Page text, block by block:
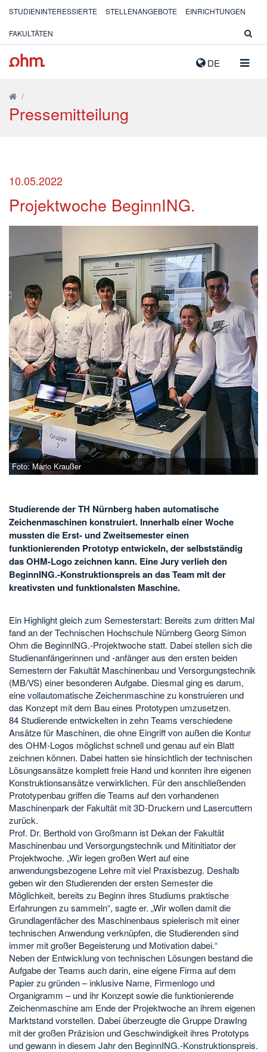
DE
STUDIENINTERESSIERTE STELLENANGEBOTE EINRICHTUNGEN
FAKULTÄTEN
/
Pressemitteilung
10.05.2022
Projektwoche BeginnING.
Foto: Mario Kraußer
Studierende der TH Nürnberg haben automatische
Zeichenmaschinen konstruiert. Innerhalb einer Woche
mussten die Erst- und Zweitsemester einen
funktionierenden Prototyp entwickeln, der selbstständig
das OHM-Logo zeichnen kann. Eine Jury verlieh den
BeginnING.-Konstruktionspreis an das Team mit der
kreativsten und funktionalsten Maschine.
Ein Highlight gleich zum Semesterstart: Bereits zum dritten Mal
fand an der Technischen Hochschule Nürnberg Georg Simon
Ohm die BeginnING.-Projektwoche statt. Dabei stellen sich die
Studienanfängerinnen und -anfänger aus den ersten beiden
Semestern der Fakultät Maschinenbau und Versorgungstechnik
(MB/VS) einer besonderen Aufgabe. Diesmal ging es darum,
eine vollautomatische Zeichenmaschine zu konstruieren und
das Konzept mit dem Bau eines Prototypen umzusetzen.
84 Studierende entwickelten in zehn Teams verschiedene
Ansätze für Maschinen, die ohne Eingriff von außen die Kontur
des OHM-Logos möglichst schnell und genau auf ein Blatt
zeichnen können. Dabei hatten sie hinsichtlich der technischen
Lösungsansätze komplett freie Hand und konnten ihre eigenen
Konstruktionsansätze verwirklichen. Für den anschließenden
Prototypenbau griffen die Teams auf den vorhandenen
Maschinenpark der Fakultät mit 3D-Druckern und Lasercuttern
zurück.
Prof. Dr. Berthold von Großmann ist Dekan der Fakultät
Maschinenbau und Versorgungstechnik und Mitinitiator der
Projektwoche. „Wir legen großen Wert auf eine
anwendungsbezogene Lehre mit viel Praxisbezug. Deshalb
geben wir den Studierenden der ersten Semester die
Möglichkeit, bereits zu Beginn ihres Studiums praktische
Erfahrungen zu sammeln“, sagte er. „Wir wollen damit die
Grundlagenfächer des Maschinenbaus spielerisch mit einer
technischen Anwendung verknüpfen, die Studierenden sind
immer mit großer Begeisterung und Motivation dabei.“
Neben der Entwicklung von technischen Lösungen bestand die
Aufgabe der Teams auch darin, eine eigene Firma auf dem
Papier zu gründen – inklusive Name, Firmenlogo und
Organigramm – und ihr Konzept sowie die funktionierende
Zeichenmaschine am Ende der Projektwoche an ihrem eigenen
Marktstand vorstellen. Dabei überzeugte die Gruppe DrawIng
mit der großen Präzision und Geschwindigkeit ihres Prototyps
und gewann in diesem Jahr den BeginnING.-Konstruktionspreis.